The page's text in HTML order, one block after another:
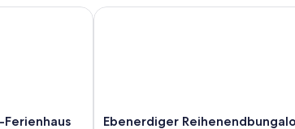
liegt ruhig nach hinten raus mit Blick über den
Auswahl an Urlaubsliteratur, Gesellschaftsspielen
im Ferienpark Fedderwardersiel. Hund
Ebenerdiger
Ebenerdiger
Ebenerdiger